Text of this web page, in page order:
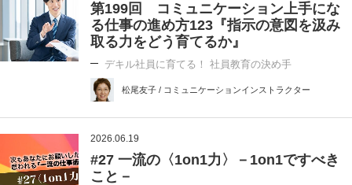
第199回 コミュニケーション上手にな
る仕事の進め方123『指示の意図を汲み
取る力をどう育てるか』
デキル社員に育てる！ 社員教育の決め手
松尾友子 / コミュニケーションインストラクター
2026.06.19
#27 一流の〈1on1力〉－1on1ですべき
こと－